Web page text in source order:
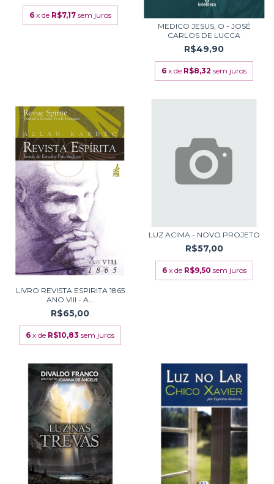
6 x de R$7,17 sem juros
MEDICO JESUS, O - JOSÉ
CARLOS DE LUCCA
R$49,90
6 x de R$8,32 sem juros
LIVRO REVISTA ESPIRITA 1865
ANO VIII - A...
R$65,00
6 x de R$10,83 sem juros
LUZ ACIMA - NOVO PROJETO
R$57,00
6 x de R$9,50 sem juros